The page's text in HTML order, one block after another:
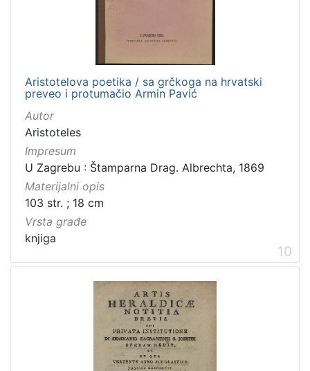
Aristotelova poetika / sa grčkoga na hrvatski
preveo i protumačio Armin Pavić
Autor
Aristoteles
Impresum
U Zagrebu : Štamparna Drag. Albrechta, 1869
Materijalni opis
103 str. ; 18 cm
Vrsta građe
knjiga
10